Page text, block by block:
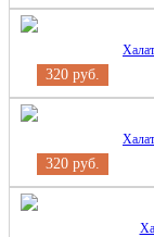
320 руб.
320 руб.